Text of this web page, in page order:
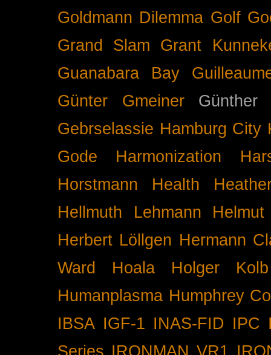
Goldmann Dilemma Golf
Grand Slam
Grant
Guanabara Bay
Günter Gmeiner
Günther
Gebrselassie Hamburg City
Gode
Harmonization
Horstmann
Health
Hellmuth Lehmann
Herbert Löllgen Hermann
Ward
Hoala
Holger Kolb
Humanplasma Humphrey
IBSA IGF-1 INAS-FID IPC